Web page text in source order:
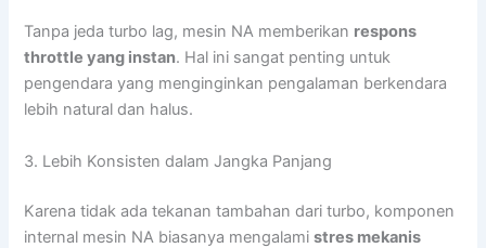
Tanpa jeda turbo lag, mesin NA memberikan respons
throttle yang instan. Hal ini sangat penting untuk
pengendara yang menginginkan pengalaman berkendara
lebih natural dan halus.
3. Lebih Konsisten dalam Jangka Panjang
Karena tidak ada tekanan tambahan dari turbo, komponen
internal mesin NA biasanya mengalamistres mekanis